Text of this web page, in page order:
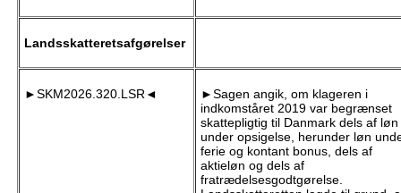
Landsskatteretsafgørelser
►SKM2026.320.LSR◄
►Sagen angik, om klageren i
indkomståret 2019 var begrænset
skattepligtig til Danmark dels af løn
under opsigelse, herunder løn
ferie og kontant bonus, dels af
aktieløn og dels af
fratrædelsesgodtgørelse.